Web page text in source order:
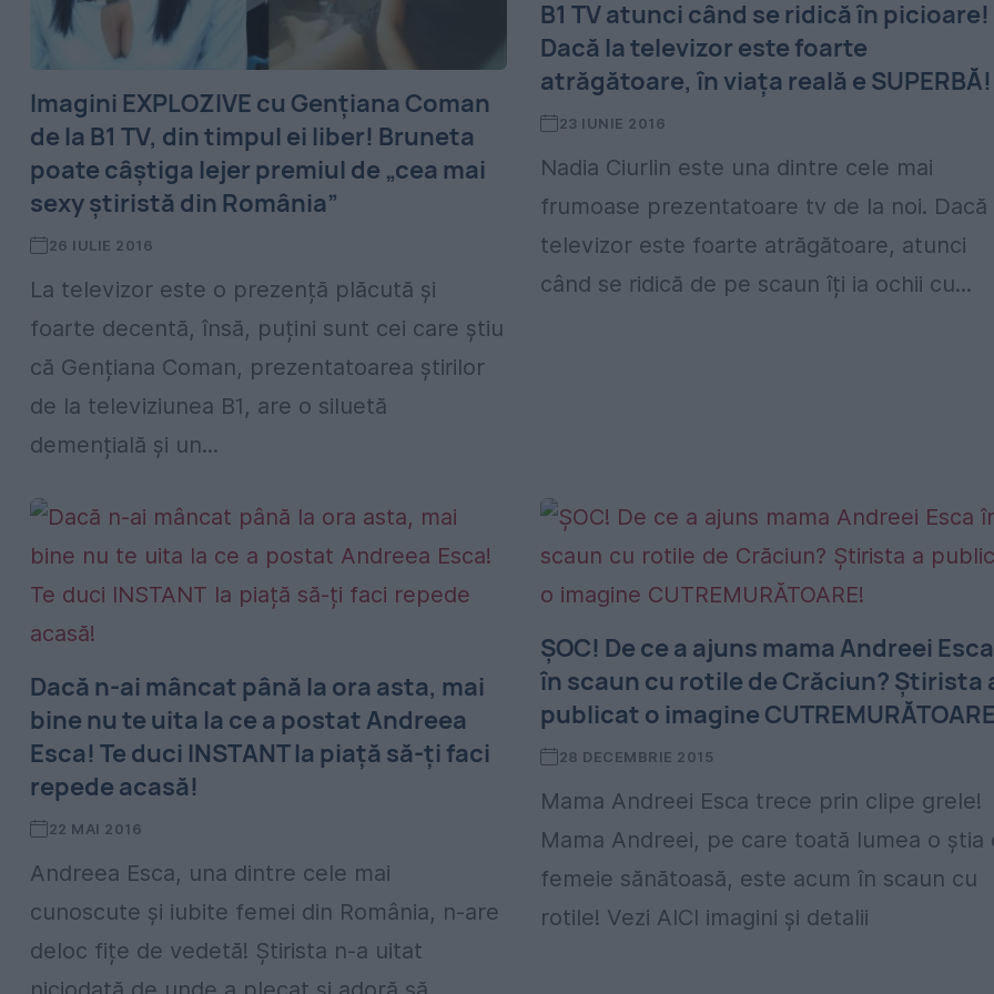
Imagini EXPLOZIVE cu Gențiana Coman
de la B1 TV, din timpul ei liber! Bruneta
poate câștiga lejer premiul de „cea mai
sexy știristă din România”
26 IULIE 2016
La televizor este o prezență plăcută și
foarte decentă, însă, puțini sunt cei care știu
că Gențiana Coman, prezentatoarea știrilor
de la televiziunea B1, are o siluetă
demențială și un...
B1 TV atunci când se ridică în picioare!
Dacă la televizor este foarte
atrăgătoare, în viața reală e SUPERBĂ!
23 IUNIE 2016
Nadia Ciurlin este una dintre cele mai
frumoase prezentatoare tv de la noi. Dacă
televizor este foarte atrăgătoare, atunci
când se ridică de pe scaun îți ia ochii cu...
Dacă n-ai mâncat până la ora asta, mai
bine nu te uita la ce a postat Andreea
Esca! Te duci INSTANT la piață să-ți faci
repede acasă!
22 MAI 2016
Andreea Esca, una dintre cele mai
cunoscute și iubite femei din România, n-are
deloc fițe de vedetă! Știrista n-a uitat
ȘOC! De ce a ajuns mama Andreei Esca
în scaun cu rotile de Crăciun? Știrista
publicat o imagine
28 DECEMBRIE 2015
Mama Andreei Esca trece prin clipe grele!
Mama Andreei, pe care toată lumea o știa
femeie sănătoasă, este acum în scaun cu
rotile! Vezi AICI imagini și detalii